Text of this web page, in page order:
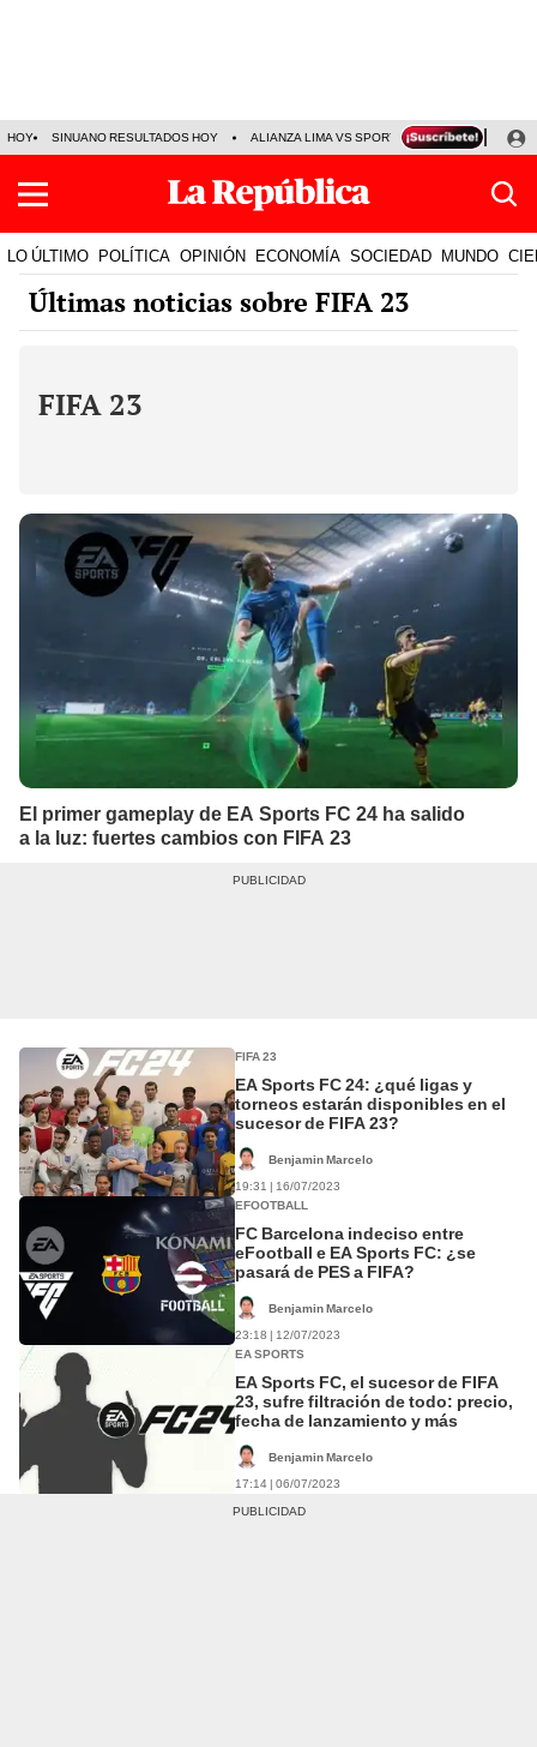
HOY SINUANO RESULTADOS HOY ALIANZA LIMA VS SPORT BOYS JORGE
LO ÚLTIMO POLÍTICA OPINIÓN ECONOMÍA SOCIEDAD MUNDO
Últimas noticias sobre FIFA 23
FIFA 23
El primer gameplay de EA Sports FC 24 ha salido
a la luz: fuertes cambios con FIFA 23
FIFA 23
EA Sports FC 24: ¿qué ligas y
torneos estarán disponibles en el
sucesor de FIFA 23?
Benjamin Marcelo
19:31 | 16/07/2023
EFOOTBALL
FC Barcelona indeciso entre
eFootball e EA Sports FC: ¿se
pasará de PES a FIFA?
Benjamin Marcelo
23:18 | 12/07/2023
EA SPORTS
EA Sports FC, el sucesor de FIFA
23, sufre filtración de todo: precio,
fecha de lanzamiento y más
Benjamin Marcelo
17:14 | 06/07/2023